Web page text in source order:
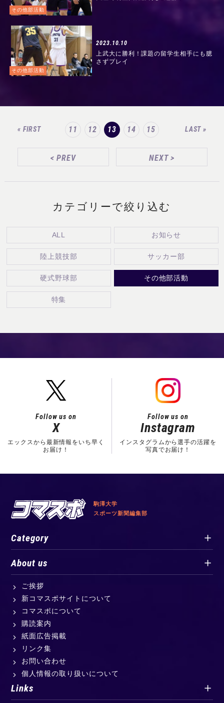
その他部活動
その他部活動
2023.10.10
上武大に勝利！課題の留学生相手にも臆
さずプレイ
« FIRST
< PREV
11 12 13 14 15
NEXT>
LAST »
カテゴリーで絞り込む
ALL お知らせ
陸上競技部 サッカー部
硬式野球部 その他部活動
特集
Follow us on
X
エックスから最新情報をいち早く
お届け！
Follow us on
Instagram
インスタグラムから選手の活躍を
写真でお届け！
駒澤大学
スポーツ新聞編集部
Category
About us
ご挨拶
新コマスポサイトについて
コマスポについて
購読案内
紙面広告掲載
リンク集
お問い合わせ
個人情報の取り扱いについて
Links